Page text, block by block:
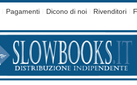
Pagamenti Dicono di noi Rivenditori